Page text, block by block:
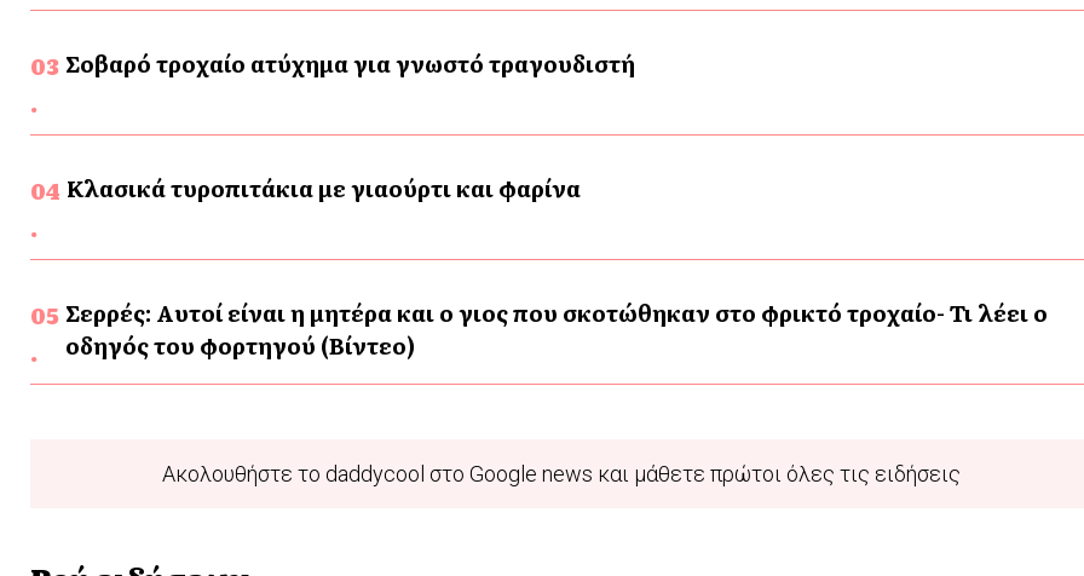
Σοβαρό τροχαίο ατύχημα για γνωστό τραγουδιστή
Κλασικά τυροπιτάκια με γιαούρτι και φαρίνα
Σερρές: Αυτοί είναι η μητέρα και ο γιος που σκοτώθηκαν στο φρικτό τροχαίο- Τι λέει ο
οδηγός του φορτηγού (Βίντεο)
Ακολουθήστε το daddycool στο Google news και μάθετε πρώτοι όλες τις ειδήσεις